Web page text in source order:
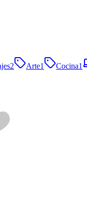
2 Arte1 Cocina1